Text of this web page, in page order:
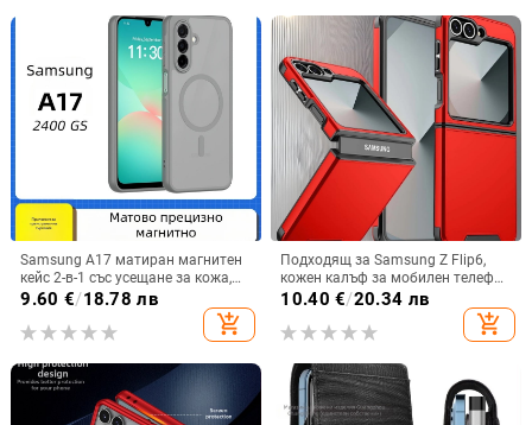
Samsung A17 матиран магнитен
кейс 2-в-1 със усещане за кожа,
удароустойчива обвивка от
червено, лилаво, синьо, черно
9.60 €/18.78 лв
add_shopping_cart
Подходящ за Samsung Z Flip6,
кожен калъф за мобилен телефон
Flip5, твърд двустранен калъф
против падане за Flip7, защитен
калъф Armor
10.40 €/20.34 лв
add_shopping_cart